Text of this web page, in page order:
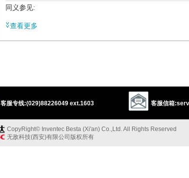
同义参见:
bicentennial n.&adj.
以
查看更多
客服专线:(029)88226049 ext.1603 客服信箱
CopyRight© Inventec Besta (Xi'an) Co.,Ltd. All Rights Reserved
无敌科技(西安)有限公司版权所有